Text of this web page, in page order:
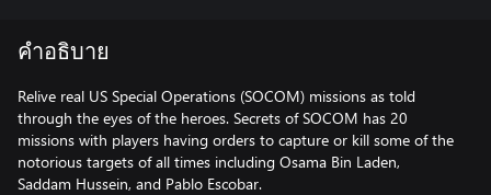
คำอธิบาย
Relive real US Special Operations (SOCOM) missions as told
through the eyes of the heroes. Secrets of SOCOM has 20
missions with players having orders to capture or kill some of the
notorious targets of all times including Osama Bin Laden,
Saddam Hussein, and Pablo Escobar.